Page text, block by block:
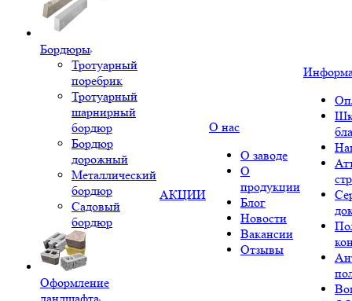
Бордюры
Тротуарный
поребрик
Тротуарный
шарнирный
бордюр
Бордюр
дорожный
Металлический
бордюр
Садовый
бордюр
Оформление
АКЦИИ
О нас
О заводе
О
продукции
Блог
Новости
Вакансии
Отзывы